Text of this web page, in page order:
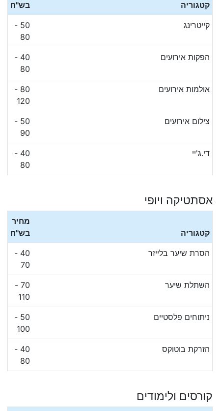
קטגוריה בש"ח
קייטרינג
50 -
80
הפקות אירועים
40 -
80
אולמות אירועים
80 -
120
צילום אירועים
50 -
90
די.ג'יי
40 -
80
אסתטיקה ויופי
קטגוריה
מחיר
בש"ח
הסרת שיער בלייזר
40 -
70
השתלת שיער
70 -
110
ניתוחים פלסטיים
50 -
100
הזרקת בוטוקס
40 -
80
קורסים ולימודים